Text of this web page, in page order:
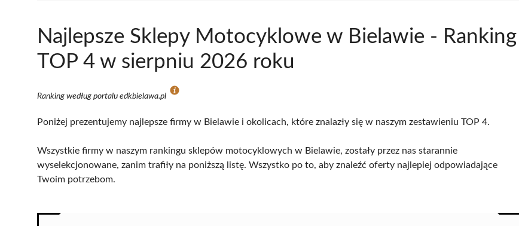
Najlepsze Sklepy Motocyklowe w Bielawie - Ranking
TOP 4 w sierpniu 2026 roku
Ranking według portalu edkbielawa.pl
Poniżej prezentujemy najlepsze firmy w Bielawie i okolicach, które znalazły się w naszym zestawieniu TOP 4.
Wszystkie firmy w naszym rankingu sklepów motocyklowych w Bielawie, zostały przez nas starannie
wyselekcjonowane, zanim trafiły na poniższą listę. Wszystko po to, aby znaleźć oferty najlepiej odpowiadające
Twoim potrzebom.